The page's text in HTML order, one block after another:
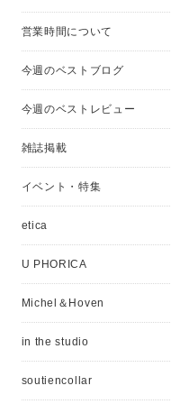
営業時間について
今週のベストブログ
今週のベストレビュー
雑誌掲載
イベント・特集
etica
U PHORICA
Michel＆Hoven
in the studio
soutiencollar